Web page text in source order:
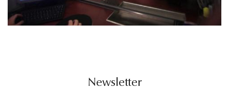
Newsletter